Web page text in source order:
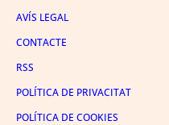
AVÍS LEGAL
CONTACTE
RSS
POLÍTICA DE PRIVACITAT
POLÍTICA DE COOKIES